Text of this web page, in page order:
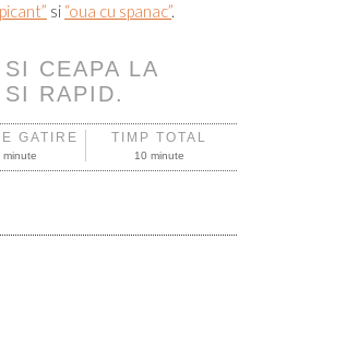
si “oua cu spanac”.
CEAPA LA
RAPID.
GATIRE
minute
TIMP TOTAL
10 minute